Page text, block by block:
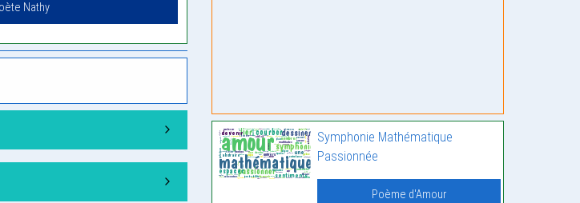
Nathy
Symphonie Mathématique
Passionnée
Poème d'Amour